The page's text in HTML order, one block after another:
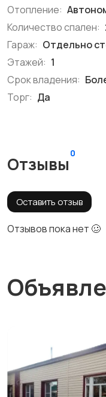
Отопление:
Количество спален:
Гараж: Отдельно
Этажей: 1
Срок владения:
Торг: Да
Отзывы
0
Оставить отзыв
Отзывов пока нет 🥴